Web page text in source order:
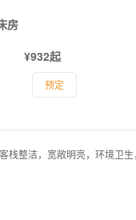
房
¥932起
预定
整洁，宽敞明亮，环境卫生